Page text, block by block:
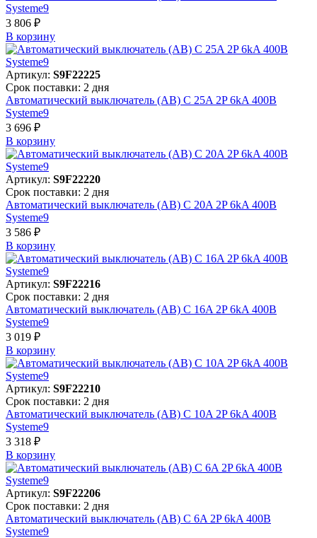
Systeme9
3 806 ₽
В корзинy
Артикул: S9F22225
Срок поставки: 2 дня
Автоматический выключатель (АВ) C 25A 2P 6kA 400В
Systeme9
3 696 ₽
В корзинy
Артикул: S9F22220
Срок поставки: 2 дня
Автоматический выключатель (АВ) C 20A 2P 6kA 400В
Systeme9
3 586 ₽
В корзинy
Артикул: S9F22216
Срок поставки: 2 дня
Автоматический выключатель (АВ) C 16A 2P 6kA 400В
Systeme9
3 019 ₽
В корзинy
Артикул: S9F22210
Срок поставки: 2 дня
Автоматический выключатель (АВ) C 10A 2P 6kA 400В
Systeme9
3 318 ₽
В корзинy
Артикул: S9F22206
Срок поставки: 2 дня
Автоматический выключатель (АВ) C 6A 2P 6kA 400В
Systeme9